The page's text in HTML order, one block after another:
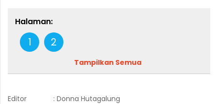
Halaman:
1 2
Tampilkan Semua
Editor : Donna Hutagalung